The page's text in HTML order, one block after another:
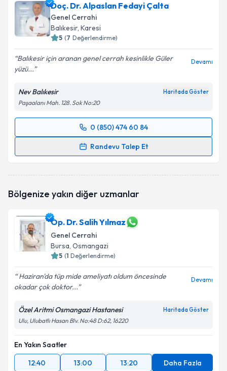
Doç. Dr. Alpaslan Fedayi Çalta
Genel Cerrahi
Balıkesir, Karesi
5 (7 Değerlendirme)
Balıkesir için aranan genel cerrah kesinlikle Güler
yüzü...
Devamı
Nev Balıkesir Haritada Göster
Paşaalanı Mah. 128. Sok No:20
0 (850) 474 60 84
Randevu Talep Et
Randevu Takvimi Talebi
talebi oluşturun. Size bu uzmandan randevu almanız
bilgilendireceğiz.
E-posta Adresiniz
Kişisel verilerimin işlenmesine ilişkinAydınlatma
Metni'ni okudum ve kişisel verilerimin belirtilen
kapsamda işlenmesini kabul ediyorum.
Takvim Talebini Gönder
Bölgenize yakın diğer uzmanlar
Op. Dr. Salih Yılmaz
Genel Cerrahi
Bursa, Osmangazi
5 (1 Değerlendirme)
Haziran'da tüp mide ameliyatı oldum öncesinde
okadar çok doktor...
Devamı
Özel Aritmi Osmangazi Hastanesi Haritada Göster
Ulu, Ulubatlı Hasan Blv. No:48 D:62, 16220
En Yakın Saatler
12:40
13:00 13:20 Daha Fazla